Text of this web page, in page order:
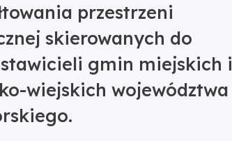
przestrzeni
skierowanych do
gmin miejskich i
wiejskich województwa